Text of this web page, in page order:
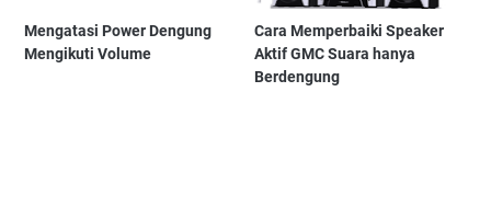
Mengatasi Power Dengung
Mengikuti Volume
Cara Memperbaiki Speaker
Aktif GMC Suara hanya
Berdengung